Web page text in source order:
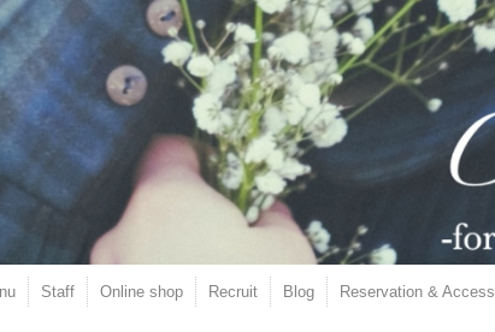
Staff Online shop Recruit Blog Reservation & Access